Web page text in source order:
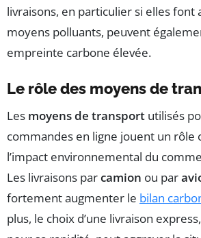
livraisons, en particulier si elles font
moyens polluants, peuvent
empreinte carbone élevée.
Le rôle des moyens de
Les moyens de transport utilisés
commandes en ligne jouent un rôle
l’impact environnemental du
Les livraisons parcamion ou par
fortement augmenter le bilan
plus, le choix d’une livraison